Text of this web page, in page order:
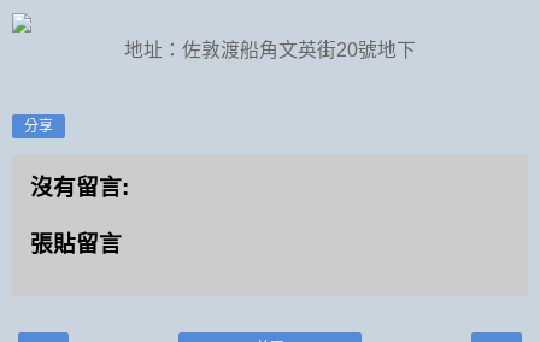
地址：佐敦渡船角文英街20號地下
分享
沒有留言:
張貼留言